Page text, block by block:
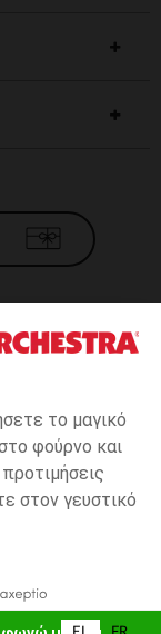
το μαγικό
φούρνο και
στον γευστικό
και στο σύστημα
Εμπορίου.